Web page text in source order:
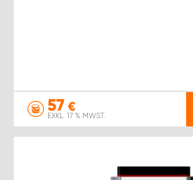
57 €
EXKL. 17 % MWST.